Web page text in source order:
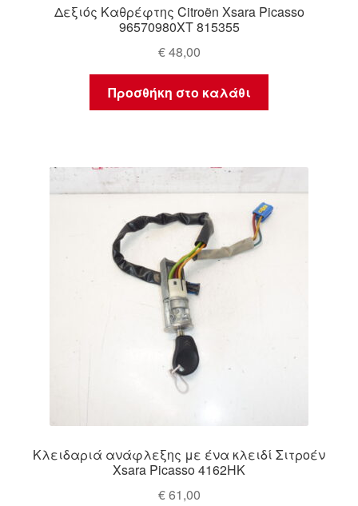
Δεξιός Καθρέφτης Citroën Xsara Picasso
96570980XT 815355
€48,00
Προσθήκη στο καλάθι
Κλειδαριά ανάφλεξης με ένα κλειδί Σιτροέν
Xsara Picasso 4162HK
€61,00